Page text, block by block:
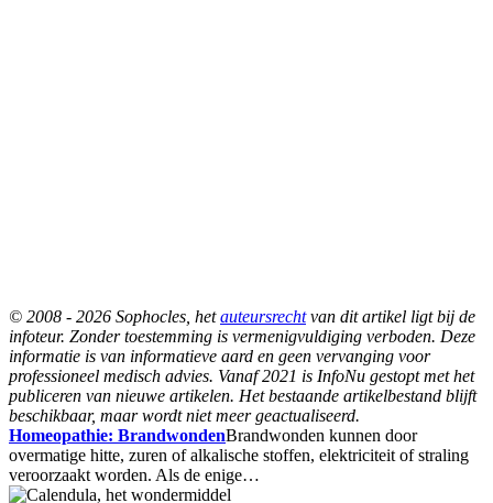
© 2008 - 2026 Sophocles, hetauteursrechtvan dit artikel ligt bij de
infoteur. Zonder toestemming is vermenigvuldiging verboden. Deze
informatie is van informatieve aard en geen vervanging voor
professioneel medisch advies. Vanaf 2021 is InfoNu gestopt met het
publiceren van nieuwe artikelen. Het bestaande artikelbestand blijft
beschikbaar, maar wordt niet meer geactualiseerd.
Homeopathie: BrandwondenBrandwonden kunnen door
overmatige hitte, zuren of alkalische stoffen, elektriciteit of straling
veroorzaakt worden. Als de enige…